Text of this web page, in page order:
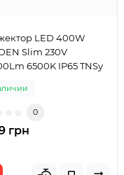
LED 400W
Slim 230V
6500K IP65 TNSy
0
грн